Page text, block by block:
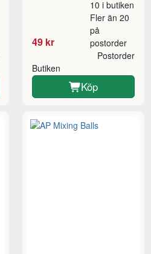
49 kr
10 i butiken
Fler än 20
på
postorder
Butiken
Postorder
Köp